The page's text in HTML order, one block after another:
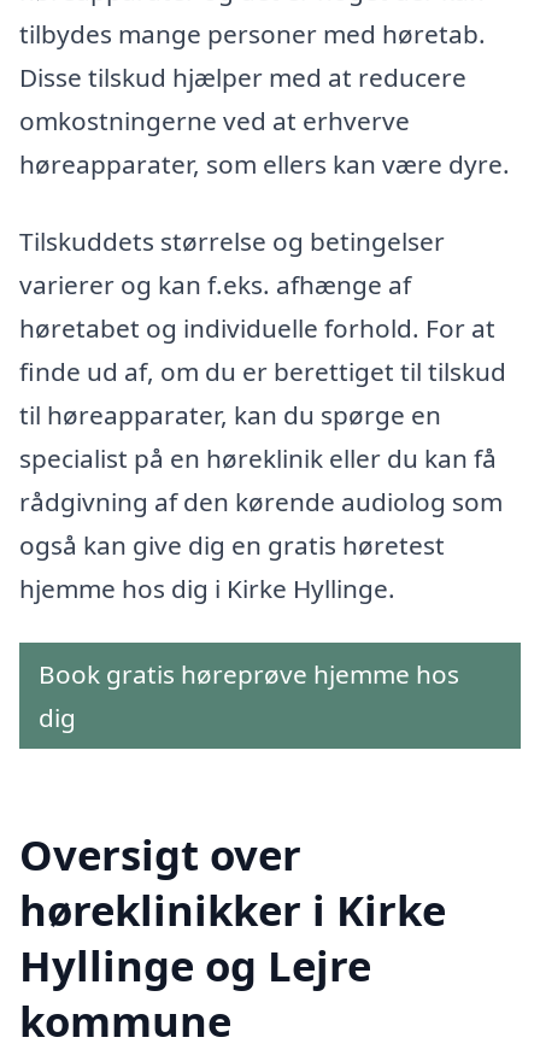
tilbydes mange personer med høretab.
Disse tilskud hjælper med at reducere
omkostningerne ved at erhverve
høreapparater, som ellers kan være dyre.
Tilskuddets størrelse og betingelser
varierer og kan f.eks. afhænge af
høretabet og individuelle forhold. For at
finde ud af, om du er berettiget til tilskud
til høreapparater, kan du spørge en
specialist på en høreklinik eller du kan få
rådgivning af den kørende audiolog som
også kan give dig en gratis høretest
hjemme hos dig i Kirke Hyllinge.
Book gratis høreprøve hjemme hos
dig
Oversigt over
høreklinikker i Kirke
Hyllinge og Lejre
kommune